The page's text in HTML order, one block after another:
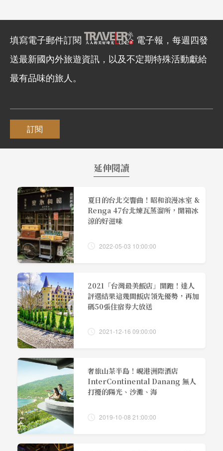
填寫電子郵件訂閱
電子報，每週四發
送最新國內外旅遊資訊，以及不定期特殊活動獻給
最有品味的旅人。
訂閱
延伸閱讀
夏日的台北交響曲！昭和浪漫冰室 &
Renga 47台北煉瓦蒸溜所，開箱冰
涼的好滋味
2022-05-03 10:00:00
2021「台灣最美飯店」開跑！達人
評選結果這幾間飯店領先優勢，再加
碼50張住宿券大放送
2021-12-16 09:00:00
奢旅山茶半島！峴港洲際酒店
InterContinental Danang 無人
打擾的陽光、沙灘、海
2019-10-08 21:00:00